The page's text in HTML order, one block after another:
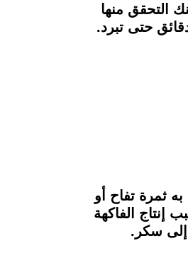
التحقق منها
حتى تبرد.
ثمرة تفاح أو
الفاكهة
إلى سكر.